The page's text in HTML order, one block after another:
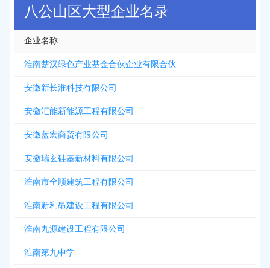
八公山区大型企业名录
企业名称
淮南楚汉绿色产业基金合伙企业有限合伙
安徽新长淮科技有限公司
安徽汇能新能源工程有限公司
安徽蓝宏商贸有限公司
安徽瑞玄硅基新材料有限公司
淮南市全顺建筑工程有限公司
淮南新利昂建设工程有限公司
淮南九源建设工程有限公司
淮南第九中学